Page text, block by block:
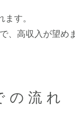
す。
、高収入が望め
の流れ